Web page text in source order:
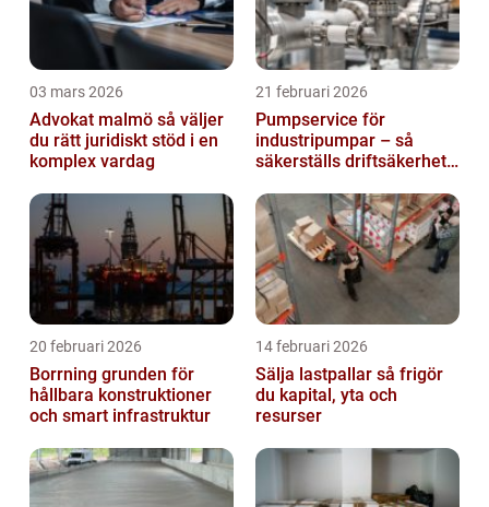
03 mars 2026
Advokat malmö så väljer
du rätt juridiskt stöd i en
komplex vardag
21 februari 2026
Pumpservice för
industripumpar – så
säkerställs driftsäkerhet
20 februari 2026
Borrning grunden för
hållbara konstruktioner
och smart infrastruktur
14 februari 2026
Sälja lastpallar så frigör
du kapital, yta och
resurser